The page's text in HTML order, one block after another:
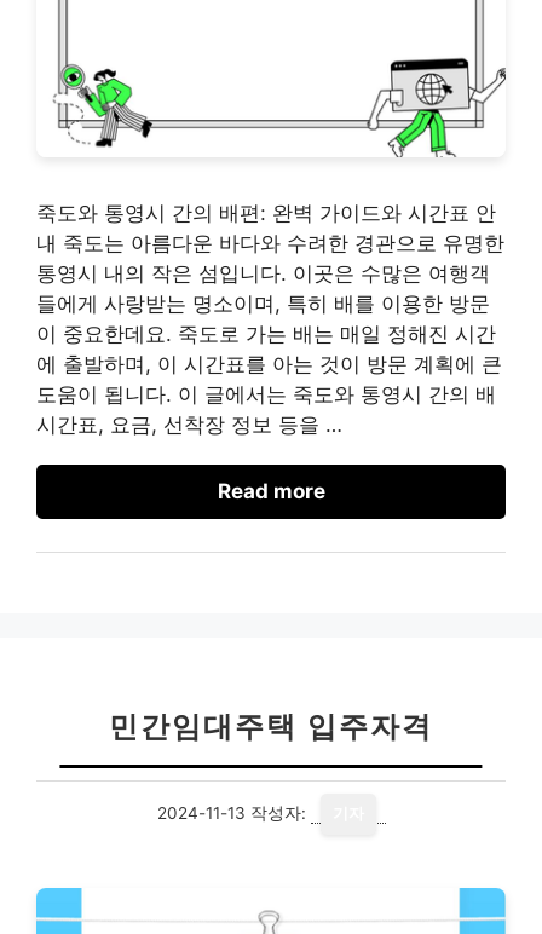
죽도와 통영시 간의 배편: 완벽 가이드와 시간표 안
내 죽도는 아름다운 바다와 수려한 경관으로 유명한
통영시 내의 작은 섬입니다. 이곳은 수많은 여행객
들에게 사랑받는 명소이며, 특히 배를 이용한 방문
이 중요한데요. 죽도로 가는 배는 매일 정해진 시간
에 출발하며, 이 시간표를 아는 것이 방문 계획에 큰
도움이 됩니다. 이 글에서는 죽도와 통영시 간의 배
시간표, 요금, 선착장 정보 등을 …
Read more
민간임대주택 입주자격
2024-11-13 작성자: